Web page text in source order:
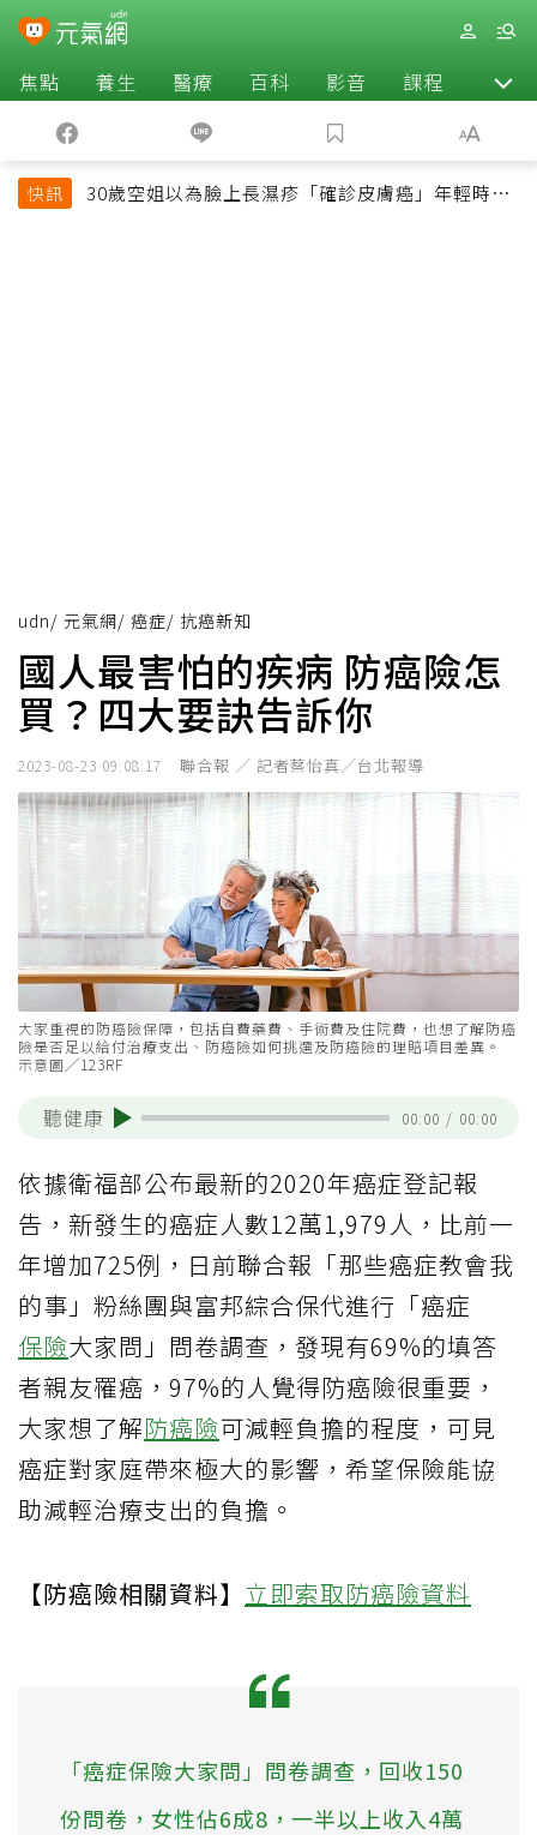
焦點 養生 醫療 百科 影音 課程 退休
快訊
30歲空姐以為臉上長濕疹「確診皮膚癌」年輕時一
udn/ 元氣網/ 癌症/ 抗癌新知
國人最害怕的疾病 防癌險怎
買？四大要訣告訴你
2023-08-23 09:08:17 聯合報 ／ 記者蔡怡真／台北報導
大家重視的防癌險保障，包括自費藥費、手術費及住院費，也想了解防癌
險是否足以給付治療支出、防癌險如何挑選及防癌險的理賠項目差異。
示意圖╱123RF
聽健康 00:00 / 00:00
依據衛福部公布最新的2020年癌症登記報
告，新發生的癌症人數12萬1,979人，比前一
年增加725例，日前聯合報「那些癌症教會我
的事」粉絲團與富邦綜合保代進行「癌症
保險大家問」問卷調查，發現有69%的填答
者親友罹癌，97%的人覺得防癌險很重要，
大家想了解防癌險可減輕負擔的程度，可見
癌症對家庭帶來極大的影響，希望保險能協
助減輕治療支出的負擔。
【防癌險相關資料】 立即索取防癌險資料
「癌症保險大家問」問卷調查，回收150
份問卷，女性佔6成8，一半以上收入4萬